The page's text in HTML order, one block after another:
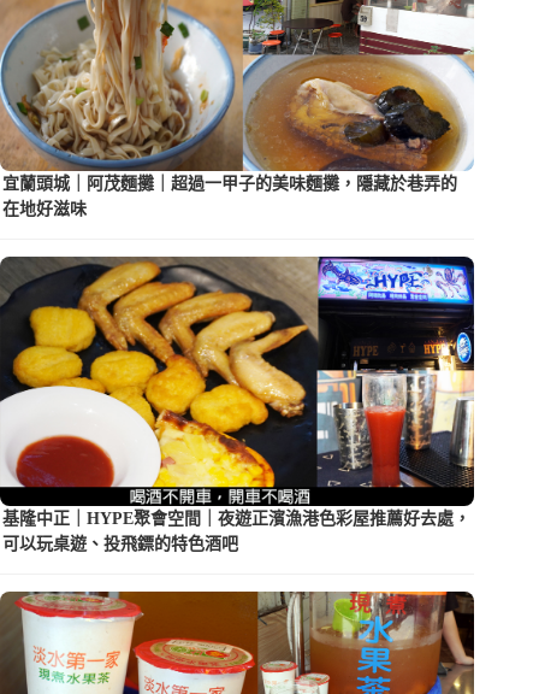
宜蘭頭城｜阿茂麵攤｜超過一甲子的美味麵攤，隱藏於巷弄的
在地好滋味
基隆中正｜HYPE聚會空間｜夜遊正濱漁港色彩屋推薦好去處，
可以玩桌遊、投飛鏢的特色酒吧